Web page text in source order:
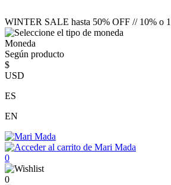
WINTER SALE hasta 50% OFF // 10% o
Moneda
Según producto
$
USD
ES
EN
0
0